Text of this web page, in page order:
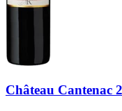
Château Cantenac